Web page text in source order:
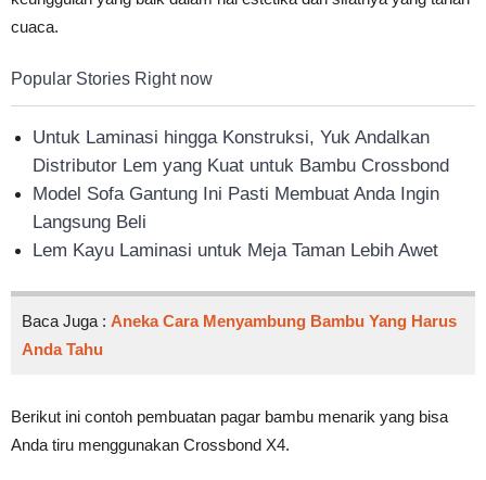
cuaca.
Popular Stories Right now
Untuk Laminasi hingga Konstruksi, Yuk Andalkan
Distributor Lem yang Kuat untuk Bambu Crossbond
Model Sofa Gantung Ini Pasti Membuat Anda Ingin
Langsung Beli
Lem Kayu Laminasi untuk Meja Taman Lebih Awet
Baca Juga : Aneka Cara Menyambung Bambu Yang Harus
Anda Tahu
Berikut ini contoh pembuatan pagar bambu menarik yang bisa
Anda tiru menggunakan Crossbond X4.